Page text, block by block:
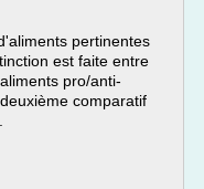
pertinentes
est faite entre
pro/anti-
comparatif